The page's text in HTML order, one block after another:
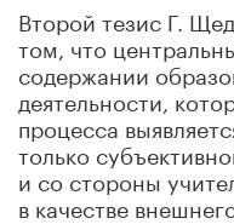
Второй тезис Г.
том, что
содержании
деятельности,
процесса
только
и со стороны
в качестве